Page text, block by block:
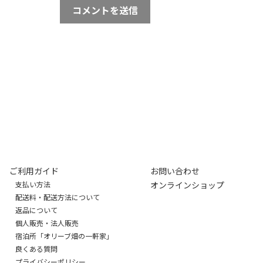
ご利用ガイド
支払い方法
配送料・配送方法について
返品について
個人販売・法人販売
宿泊所「オリーブ畑の一軒家」
良くある質問
お問い合わせ
オンラインショップ